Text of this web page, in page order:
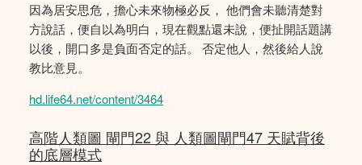
因為居安思危，擔心未來物極必反， 他們會未聽清楚對
方說話，便自以為明白，現在觀點還未說，便扯開話題講
以後，開口多是負面否定的話。 否定他人，然後給人說
教比意見。
hd.life64.net/content/3464
高階人類圖 閘門22 與 人類圖閘門47 天賦背後
的底層模式